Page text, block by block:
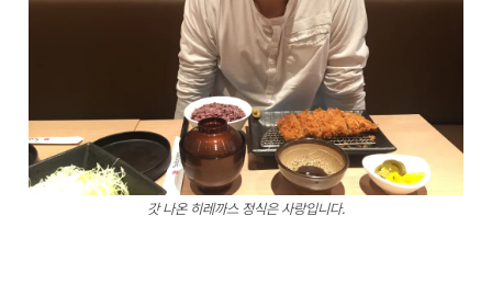
갓 나온 히레까스 정식은 사랑입니다.